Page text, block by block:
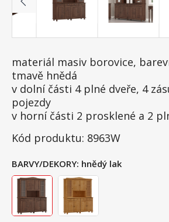
materiál masiv borovice,
tmavě hnědá
v dolní části 4 plné dveře, 4
pojezdy
v horní části 2 prosklené a 2
Kód produktu: 8963W
BARVY/DEKORY: hnědý lak